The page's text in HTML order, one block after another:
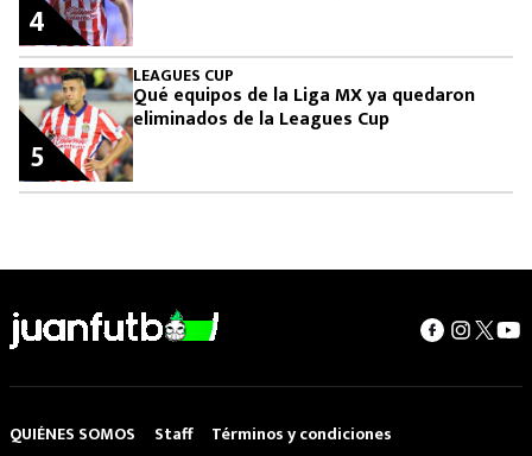
4
LEAGUES CUP
Qué equipos de la Liga MX ya quedaron
eliminados de la Leagues Cup
5
QUIÉNES SOMOS Staff
Términos y condiciones